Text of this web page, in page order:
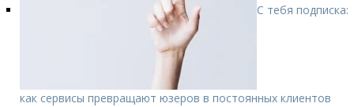
С тебя подписка:
как сервисы превращают юзеров в постоянных клиентов